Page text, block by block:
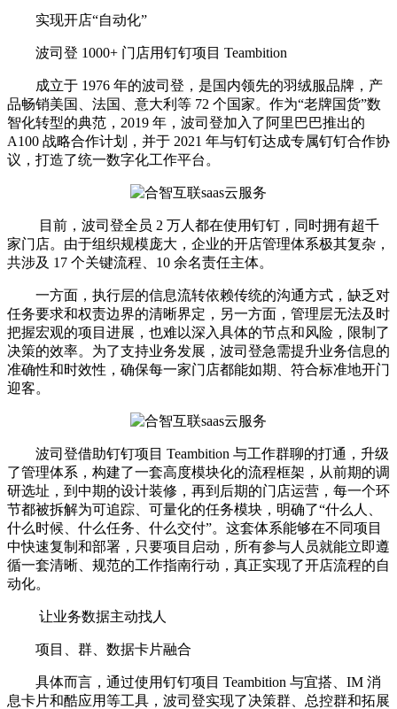
实现开店“自动化”
波司登 1000+ 门店用钉钉项目 Teambition
成立于 1976 年的波司登，是国内领先的羽绒服品牌，产
品畅销美国、法国、意大利等 72 个国家。作为“老牌国货”数
智化转型的典范，2019 年，波司登加入了阿里巴巴推出的
A100 战略合作计划，并于 2021 年与钉钉达成专属钉钉合作协
议，打造了统一数字化工作平台。
目前，波司登全员 2 万人都在使用钉钉，同时拥有超千
家门店。由于组织规模庞大，企业的开店管理体系极其复杂，
共涉及 17 个关键流程、10 余名责任主体。
一方面，执行层的信息流转依赖传统的沟通方式，缺乏对
任务要求和权责边界的清晰界定，另一方面，管理层无法及时
把握宏观的项目进展，也难以深入具体的节点和风险，限制了
决策的效率。为了支持业务发展，波司登急需提升业务信息的
准确性和时效性，确保每一家门店都能如期、符合标准地开门
迎客。
波司登借助钉钉项目 Teambition 与工作群聊的打通，升级
了管理体系，构建了一套高度模块化的流程框架，从前期的调
研选址，到中期的设计装修，再到后期的门店运营，每一个环
节都被拆解为可追踪、可量化的任务模块，明确了“什么人、
什么时候、什么任务、什么交付”。这套体系能够在不同项目
中快速复制和部署，只要项目启动，所有参与人员就能立即遵
循一套清晰、规范的工作指南行动，真正实现了开店流程的自
动化。
让业务数据主动找人
项目、群、数据卡片融合
具体而言，通过使用钉钉项目 Teambition 与宜搭、IM 消
息卡片和酷应用等工具，波司登实现了决策群、总控群和拓展